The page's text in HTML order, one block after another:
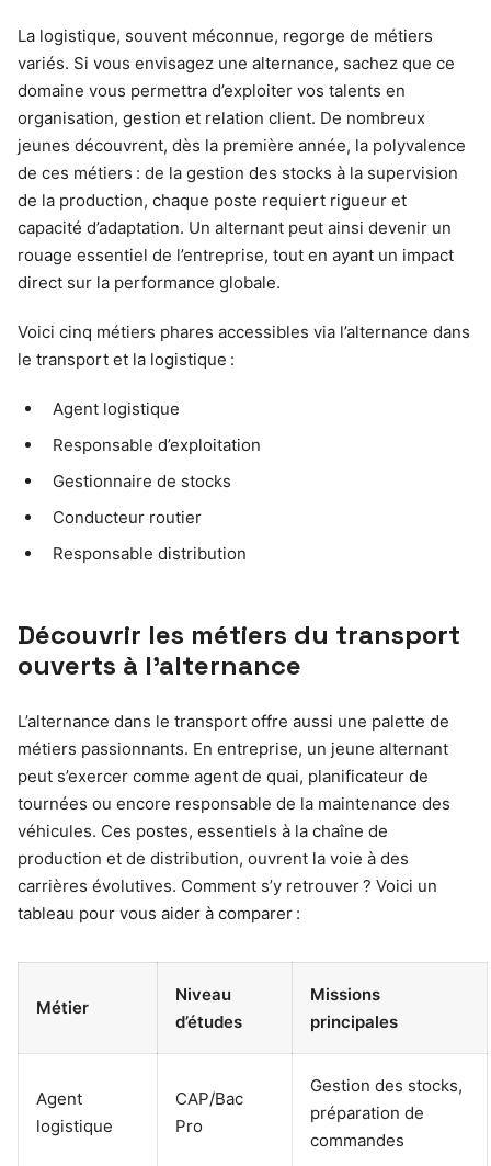
La logistique, souvent méconnue, regorge de métiers
variés. Si vous envisagez une alternance, sachez que ce
domaine vous permettra d’exploiter vos talents en
organisation, gestion et relation client. De nombreux
jeunes découvrent, dès la première année, la polyvalence
de ces métiers : de la gestion des stocks à la supervision
de la production, chaque poste requiert rigueur et
capacité d’adaptation. Un alternant peut ainsi devenir un
rouage essentiel de l’entreprise, tout en ayant un impact
direct sur la performance globale.
Voici cinq métiers phares accessibles via l’alternance dans
le transport et la logistique :
Agent logistique
Responsable d’exploitation
Gestionnaire de stocks
Conducteur routier
Responsable distribution
Découvrir les métiers du transport
ouverts à l’alternance
L’alternance dans le transport offre aussi une palette de
métiers passionnants. En entreprise, un jeune alternant
peut s’exercer comme agent de quai, planificateur de
tournées ou encore responsable de la maintenance des
véhicules. Ces postes, essentiels à la chaîne de
production et de distribution, ouvrent la voie à des
carrières évolutives. Comment s’y retrouver ? Voici un
tableau pour vous aider à comparer :
Métier
Niveau
d’études
Missions
principales
Agent
logistique
CAP/Bac
Pro
Gestion des stocks,
préparation de
commandes